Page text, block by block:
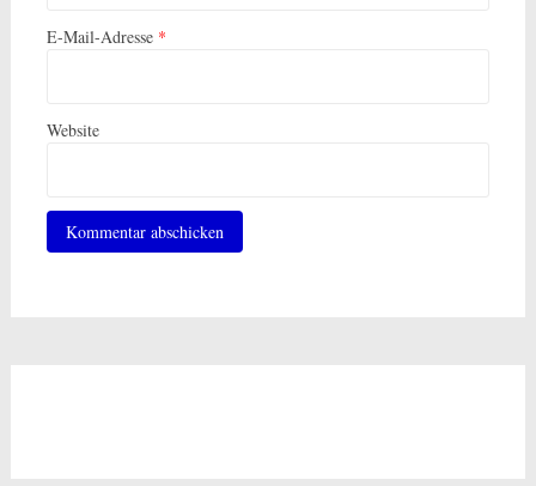
E-Mail-Adresse *
Website